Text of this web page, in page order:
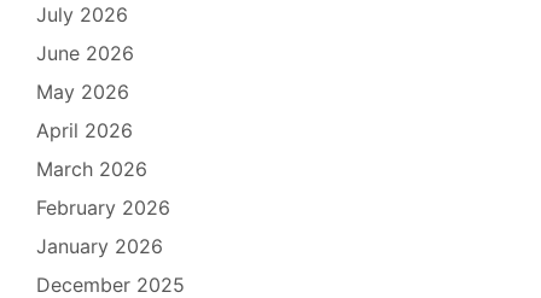
July 2026
June 2026
May 2026
April 2026
March 2026
February 2026
January 2026
December 2025